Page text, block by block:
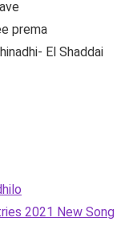
prema
El Shaddai
2021 New Song